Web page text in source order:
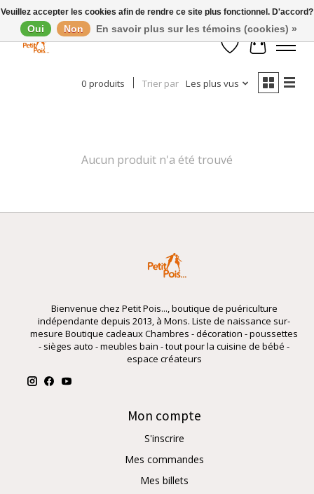
Liste de souhaits
Panier
Afficher les filtres
0 produits Trier par Les plus vus
Aucun produit n'a été trouvé
Bienvenue chez Petit Pois..., boutique de puériculture
indépendante depuis 2013, à Mons. Liste de naissance sur-
mesure Boutique cadeaux Chambres - décoration - poussettes
- sièges auto - meubles bain - tout pour la cuisine de bébé -
espace créateurs
Mon compte
S'inscrire
Mes commandes
Mes billets
Veuillez accepter les cookies afin de rendre ce site plus fonctionnel. D'accord?
Oui Non En savoir plus sur les témoins (cookies) »